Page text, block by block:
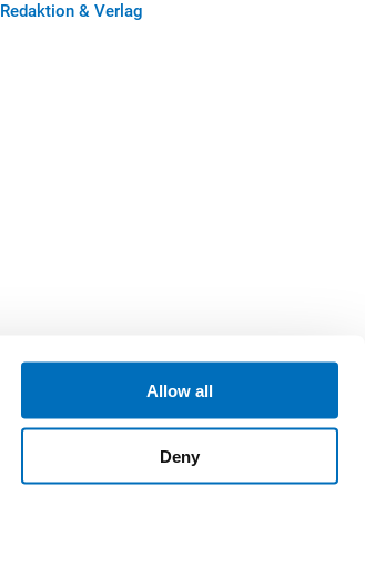
Allow all
Deny
Redaktion & Verlag